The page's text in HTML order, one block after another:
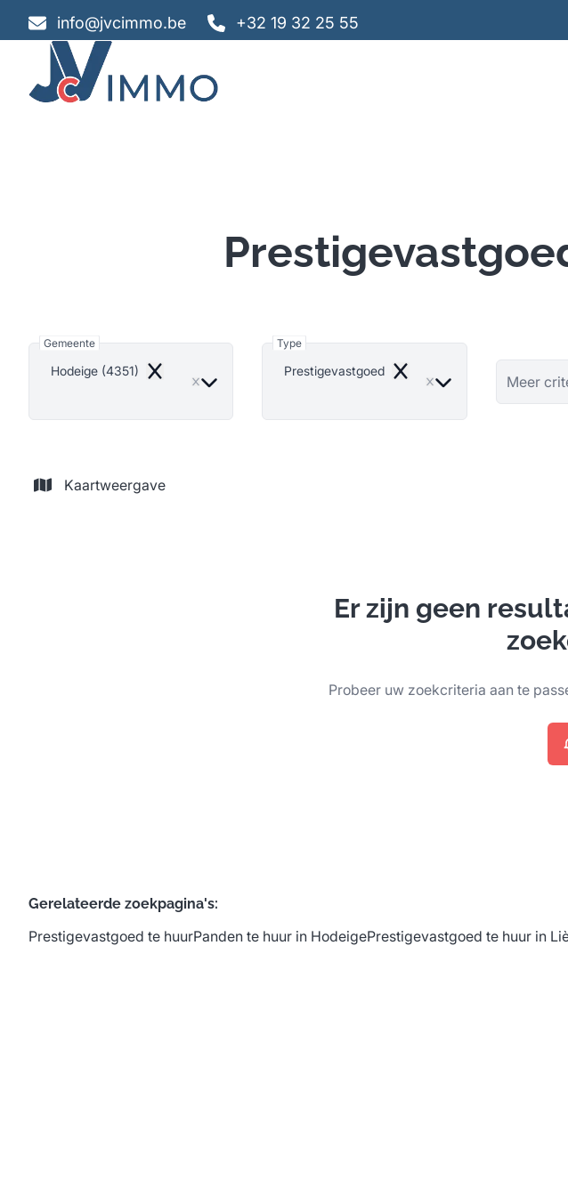
info@jvcimmo.be +32 19 32 25 55
Gemeente
Hodeige (4351)
Remove
Type
Prestigevastgoed
Remove Meer
Kaartweergave
Er zijn geen
Probeer uw zoekcriteria aan te
Gerelateerde zoekpagina's:
Prestigevastgoed te huurPanden te huur in HodeigePrestigevastgoed te huur in